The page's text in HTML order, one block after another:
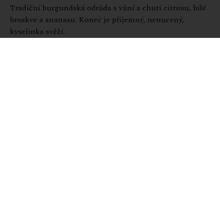
Tradiční burgundská odrůda s vůní a chutí citrusu, bílé
broskve a ananasu. Konec je příjemný, nenucený,
kyselinka svěží.